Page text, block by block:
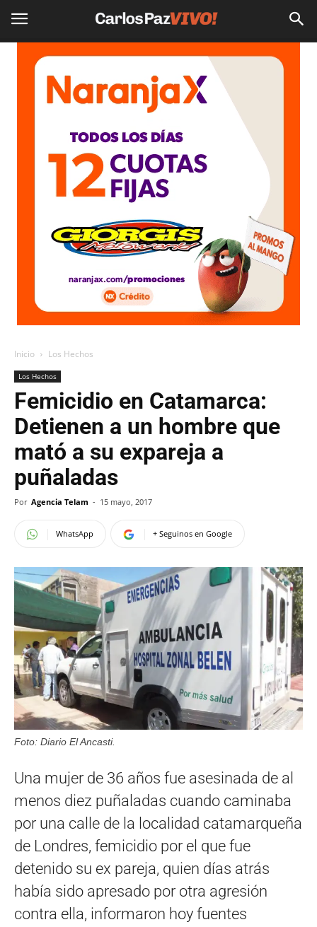
Inicio Los Hechos
Los Hechos
Femicidio en Catamarca:
Detienen a un hombre que
mató a su expareja a
puñaladas
Por Agencia Telam - 15 mayo, 2017
WhatsApp + Seguinos en Google
Foto: Diario El Ancasti.
Una mujer de 36 años fue asesinada de al
menos diez puñaladas cuando caminaba
por una calle de la localidad catamarqueña
de Londres, femicidio por el que fue
detenido su ex pareja, quien días atrás
había sido apresado por otra agresión
contra ella, informaron hoy fuentes